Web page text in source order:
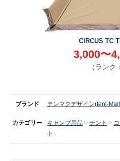
CIRCUS TC
3,000〜
（ランク
ブランド テンマクデザイン(tent-
カテゴリー キャンプ用品 テント
ト